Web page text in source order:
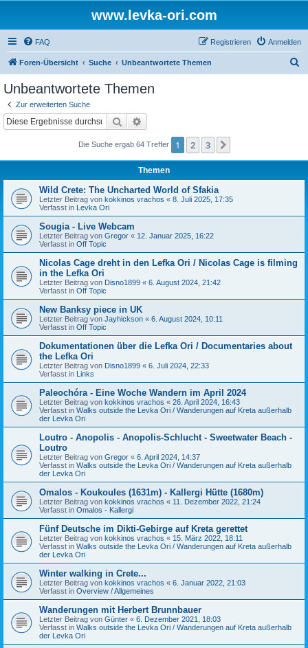
www.levka-ori.com
FAQ Anmelden
Registrieren
Foren-Übersicht Suche Unbeantwortete Themen
Unbeantwortete Themen
Zur erweiterten Suche
Suche
Die Suche ergab 64 Treffer 1 2 3
Themen
Wild Crete: The Uncharted World of Sfakia
Letzter Beitrag von kokkinos vrachos « 8. Juli 2025, 17:35
Verfasst in Levka Ori
Sougia - Live Webcam
Letzter Beitrag von Gregor « 12. Januar 2025, 16:22
Verfasst in Off Topic
Nicolas Cage dreht in den Lefka Ori / Nicolas Cage is filming
in the Lefka Ori
Letzter Beitrag von Disno1899 « 6. August 2024, 21:42
Verfasst in Off Topic
New Banksy piece in UK
Letzter Beitrag von Jayhickson « 6. August 2024, 10:11
Verfasst in Off Topic
Dokumentationen über die Lefka Ori / Documentaries about
the Lefka Ori
Letzter Beitrag von Disno1899 « 6. Juli 2024, 22:33
Verfasst in Links
Paleochóra - Eine Woche Wandern im April 2024
Letzter Beitrag von kokkinos vrachos « 26. April 2024, 16:43
Verfasst in Walks outside the Levka Ori / Wanderungen auf Kreta außerhalb
der Levka Ori
Loutro - Anopolis - Anopolis-Schlucht - Sweetwater Beach -
Loutro
Letzter Beitrag von Gregor « 6. April 2024, 14:37
Verfasst in Walks outside the Levka Ori / Wanderungen auf Kreta außerhalb
der Levka Ori
Omalos - Koukoules (1631m) - Kallergi Hütte (1680m)
Letzter Beitrag von kokkinos vrachos « 11. Dezember 2022, 21:24
Verfasst in Omalos - Kallergi
Fünf Deutsche im Dikti-Gebirge auf Kreta gerettet
Letzter Beitrag von kokkinos vrachos « 15. März 2022, 18:11
Verfasst in Walks outside the Levka Ori / Wanderungen auf Kreta außerhalb
der Levka Ori
Winter walking in Crete...
Letzter Beitrag von kokkinos vrachos « 6. Januar 2022, 21:03
Verfasst in Overview / Allgemeines
Wanderungen mit Herbert Brunnbauer
Letzter Beitrag von Günter « 6. Dezember 2021, 18:03
Verfasst in Walks outside the Levka Ori / Wanderungen auf Kreta außerhalb
der Levka Ori